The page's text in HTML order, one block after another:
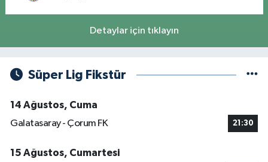
Detaylar için tıklayın
Süper Lig Fikstür
14 Ağustos, Cuma
Galatasaray - Çorum FK
21:30
15 Ağustos, Cumartesi